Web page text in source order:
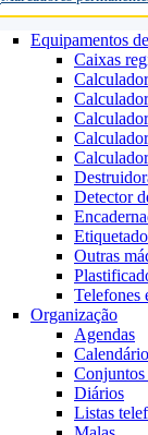
Equipamentos
Caixas
Detector
Outras
Telefones
Organização
Agendas
Conjuntos
Diários
Listas